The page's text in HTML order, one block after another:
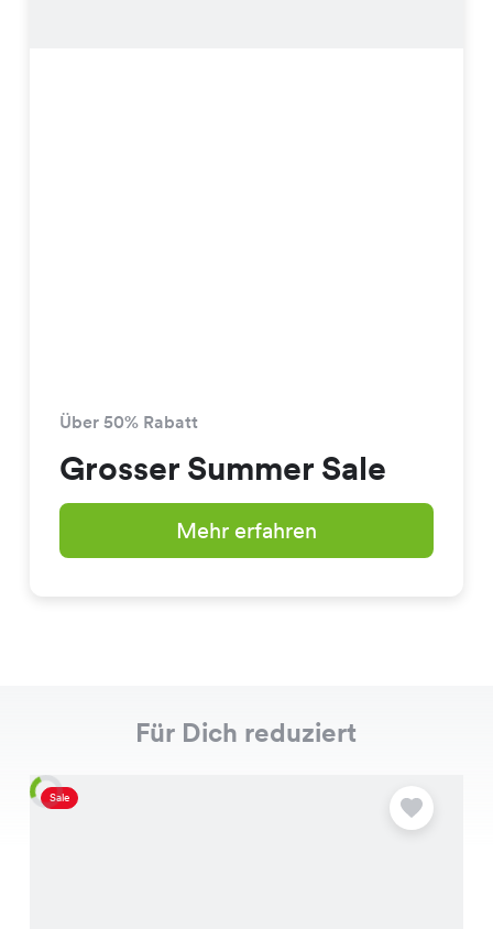
Über 50% Rabatt
Grosser Summer Sale
Mehr erfahren
Für Dich reduziert
Sale